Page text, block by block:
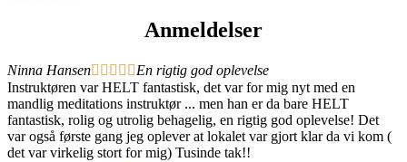
Anmeldelser
Ninna Hansen    En rigtig god oplevelse
Instruktøren var HELT fantastisk, det var for mig nyt med en
mandlig meditations instruktør ... men han er da bare HELT
fantastisk, rolig og utrolig behagelig, en rigtig god oplevelse! Det
var også første gang jeg oplever at lokalet var gjort klar da vi kom (
det var virkelig stort for mig) Tusinde tak!!